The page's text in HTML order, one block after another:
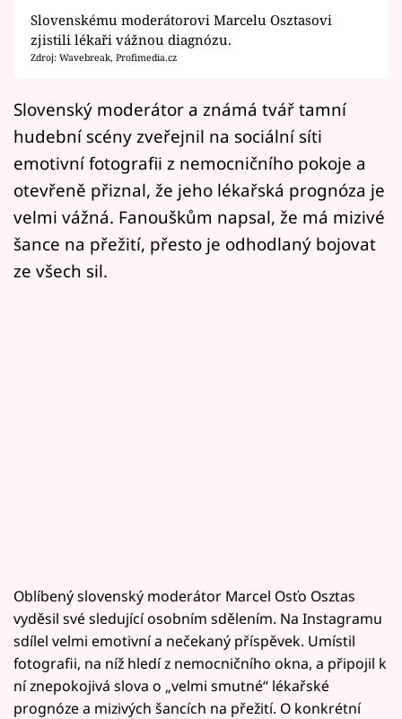
Mámy sobě
Přihlášení
Sledujte nás
Slovenskému moderátorovi Marcelu Osztasovi
zjistili lékaři vážnou diagnózu.
Zdroj: Wavebreak, Profimedia.cz
Slovenský moderátor a známá tvář tamní
hudební scény zveřejnil na sociální síti
emotivní fotografii z nemocničního pokoje a
otevřeně přiznal, že jeho lékařská prognóza je
velmi vážná. Fanouškům napsal, že má mizivé
šance na přežití, přesto je odhodlaný bojovat
ze všech sil.
Oblíbený slovenský moderátor Marcel Osťo Osztas
vyděsil své sledující osobním sdělením. Na Instagramu
sdílel velmi emotivní a nečekaný příspěvek. Umístil
fotografii, na níž hledí z nemocničního okna, a připojil k
ní znepokojivá slova o „velmi smutné“ lékařské
prognóze a mizivých šancích na přežití. O konkrétní